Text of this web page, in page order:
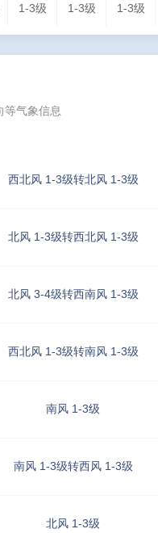
1-3级
1-3级
1-3级
等气象信息
西北风 1-3级转北风 1-3级
北风 1-3级转西北风 1-3级
北风 3-4级转西南风 1-3级
西北风 1-3级转南风 1-3级
南风 1-3级
南风 1-3级转西风 1-3级
北风 1-3级